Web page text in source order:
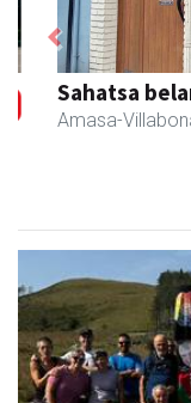
Sahatsa belar-
Amasa-Villabona -
Previous